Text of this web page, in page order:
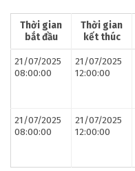
Thời gian
bắt đầu
Thời gian
kết thúc
21/07/2025
08:00:00
21/07/2025
12:00:00
21/07/2025
08:00:00
21/07/2025
12:00:00